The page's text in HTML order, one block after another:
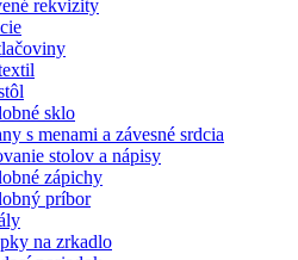
rekvizity
sklo
s menami a závesné srdcia
stolov a nápisy
zápichy
príbor
na zrkadlo